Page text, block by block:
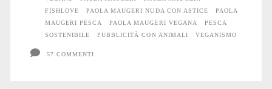
FISHLOVE
PAOLA MAUGERI NUDA CON ASTICE
PAOLA
MAUGERI PESCA
PAOLA MAUGERI VEGANA
PESCA
SOSTENIBILE
PUBBLICITÀ CON ANIMALI VEGANISMO
57 COMMENTI